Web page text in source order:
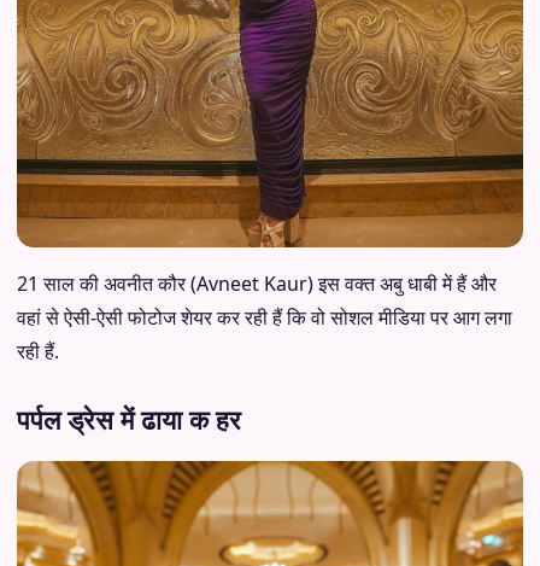
21 साल की अवनीत कौर (Avneet Kaur) इस वक्त अबु धाबी में हैं और
वहां से ऐसी-ऐसी फोटोज शेयर कर रही हैं कि वो सोशल मीडिया पर आग लगा
रही हैं.
पर्पल ड्रेस में ढाया क हर